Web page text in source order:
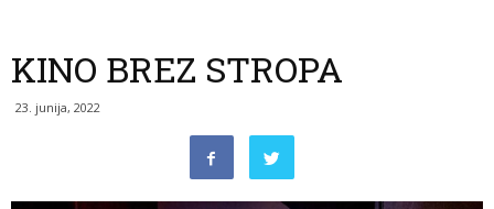
KINO BREZ STROPA
23. junija, 2022